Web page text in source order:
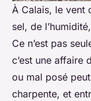
À Calais, le vent
sel, de
Ce n’est pas
c’est une affaire
ou mal posé
charpente, et